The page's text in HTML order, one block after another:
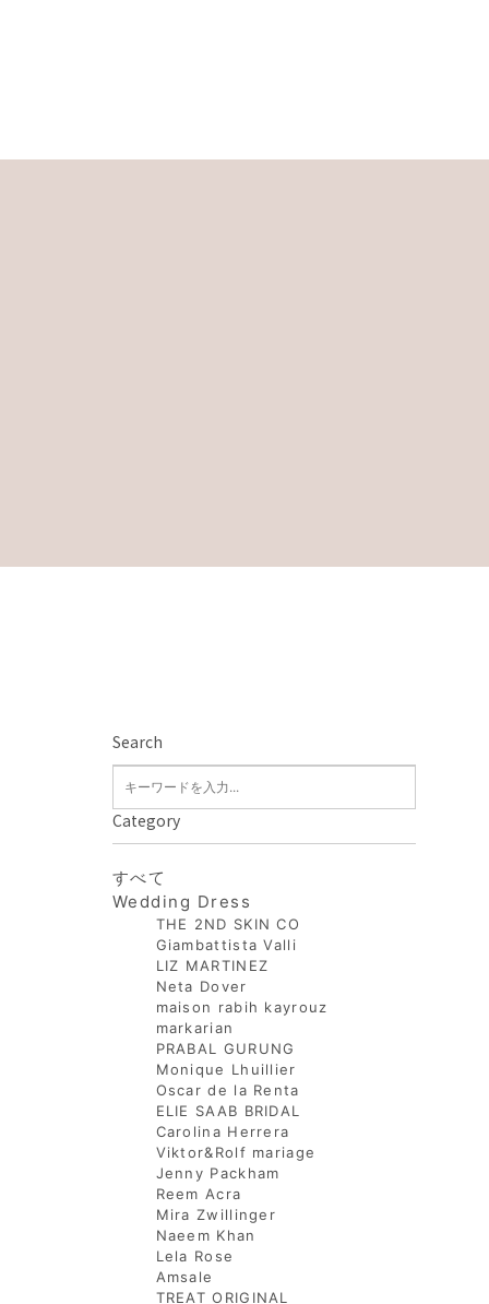
Search
Category
すべて
Wedding Dress
THE 2ND SKIN CO
Giambattista Valli
LIZ MARTINEZ
Neta Dover
maison rabih kayrouz
markarian
PRABAL GURUNG
Monique Lhuillier
Oscar de la Renta
ELIE SAAB BRIDAL
Carolina Herrera
Viktor&Rolf mariage
Jenny Packham
Reem Acra
Mira Zwillinger
Naeem Khan
Lela Rose
Amsale
TREAT ORIGINAL